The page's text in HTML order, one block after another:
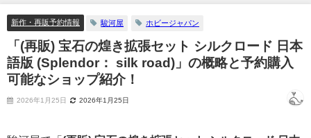
新作・再販予約情報 駿河屋 ホビージャパン
「(再販) 宝石の煌き拡張セット シルクロード 日本
語版 (Splendor： silk road)」の概略と予約購入
可能なショップ紹介！
2026年1月25日 2026年1月25日